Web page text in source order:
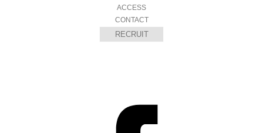
ACCESS
CONTACT
RECRUIT